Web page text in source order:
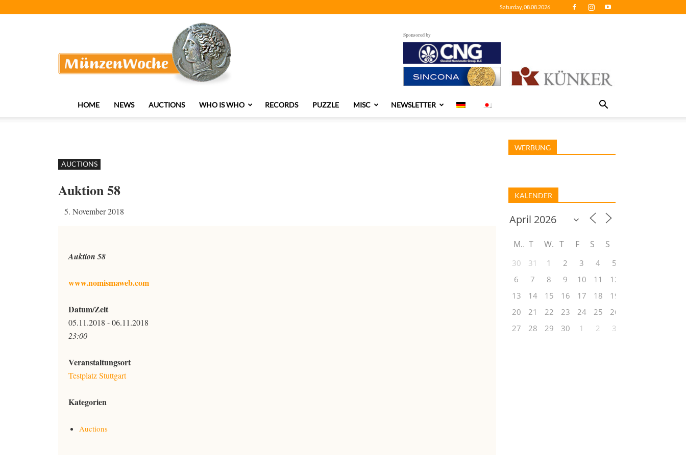
Saturday, 08.08.2026
Sponsored by
HOME NEWS AUCTIONS WHO IS WHO RECORDS PUZZLE MISC NEWSLETTER
AUCTIONS
Auktion 58
5. November 2018
Auktion 58
www.nomismaweb.com
Datum/Zeit
05.11.2018 - 06.11.2018
23:00
Veranstaltungsort
Testplatz Stuttgart
Kategorien
Auctions
WERBUNG
KALENDER
M T W T F S S
30 31 1 2 3 4
5
6
7 8 9 10 11
12
13
14 15 16 17 18
19
20
21 22 23 24 25
26
27
28 29 30 1 2 3